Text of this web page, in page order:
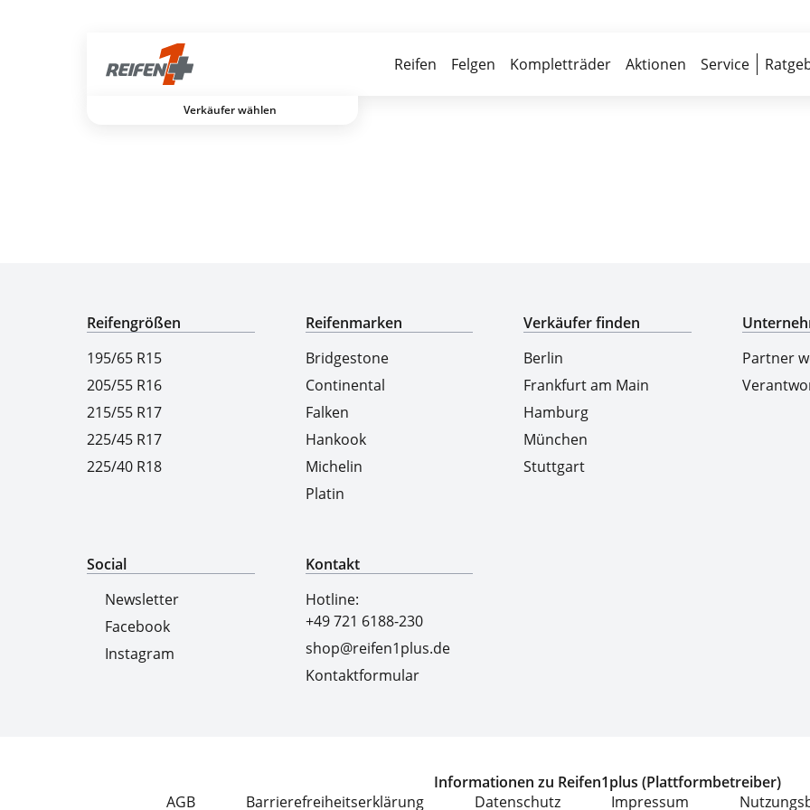
Verkäufer wählen
Reifen Felgen Kompletträder Aktionen Service
Reifengrößen
195/65 R15
205/55 R16
215/55 R17
225/45 R17
225/40 R18
Reifenmarken
Bridgestone
Continental
Falken
Hankook
Michelin
Platin
Verkäufer finden
Berlin
Frankfurt am Main
Hamburg
München
Stuttgart
Partner
Social
Newsletter
Facebook
Instagram
Kontakt
Hotline:
+49 721 6188-230
shop@reifen1plus.de
Kontaktformular
Informationen zu Reifen1plus (Plattformbetreiber)
AGB
Barrierefreiheitserklärung Datenschutz Impressum